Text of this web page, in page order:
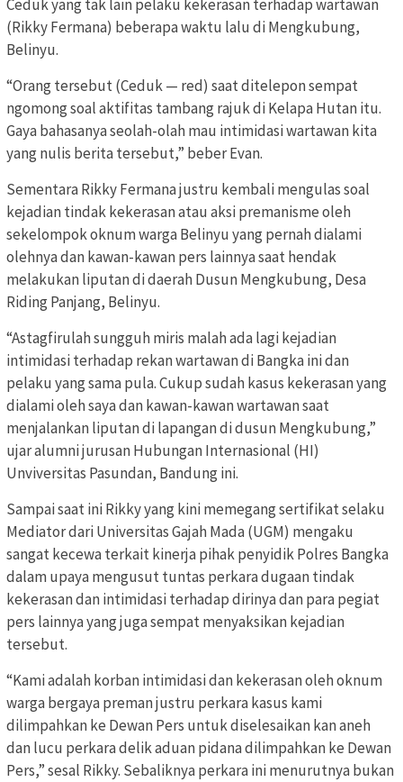
Ceduk yang tak lain pelaku kekerasan terhadap wartawan
(Rikky Fermana) beberapa waktu lalu di Mengkubung,
Belinyu.
“Orang tersebut (Ceduk — red) saat ditelepon sempat
ngomong soal aktifitas tambang rajuk di Kelapa Hutan itu.
Gaya bahasanya seolah-olah mau intimidasi wartawan kita
yang nulis berita tersebut,” beber Evan.
Sementara Rikky Fermana justru kembali mengulas soal
kejadian tindak kekerasan atau aksi premanisme oleh
sekelompok oknum warga Belinyu yang pernah dialami
olehnya dan kawan-kawan pers lainnya saat hendak
melakukan liputan di daerah Dusun Mengkubung, Desa
Riding Panjang, Belinyu.
“Astagfirulah sungguh miris malah ada lagi kejadian
intimidasi terhadap rekan wartawan di Bangka ini dan
pelaku yang sama pula. Cukup sudah kasus kekerasan yang
dialami oleh saya dan kawan-kawan wartawan saat
menjalankan liputan di lapangan di dusun Mengkubung,”
ujar alumni jurusan Hubungan Internasional (HI)
Unviversitas Pasundan, Bandung ini.
Sampai saat ini Rikky yang kini memegang sertifikat selaku
Mediator dari Universitas Gajah Mada (UGM) mengaku
sangat kecewa terkait kinerja pihak penyidik Polres Bangka
dalam upaya mengusut tuntas perkara dugaan tindak
kekerasan dan intimidasi terhadap dirinya dan para pegiat
pers lainnya yang juga sempat menyaksikan kejadian
tersebut.
“Kami adalah korban intimidasi dan kekerasan oleh oknum
warga bergaya preman justru perkara kasus kami
dilimpahkan ke Dewan Pers untuk diselesaikan kan aneh
dan lucu perkara delik aduan pidana dilimpahkan ke Dewan
Pers,” sesal Rikky. Sebaliknya perkara ini menurutnya bukan